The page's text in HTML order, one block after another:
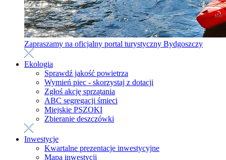
Zapraszamy na oficjalny portal turystyczny Bydgoszczy
Ekologia
Sprawdź jakość powietrza
Wymień piec - skorzystaj z dotacji
Zgłoś akcję sprzątania
ABC segregacji śmieci
Miejskie PSZOKI
Zbieranie deszczówki
Inwestycje
Kwartalne prezentacje inwestycyjne
Mapa inwestycji